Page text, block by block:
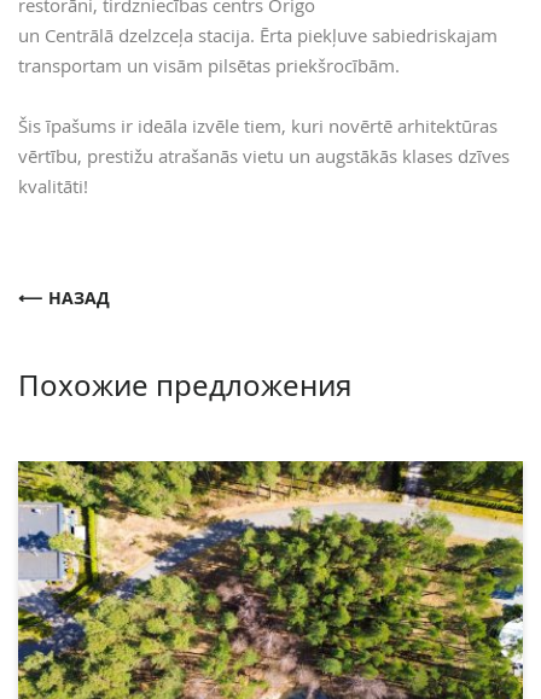
restorāni, tirdzniecības centrs Origo
un Centrālā dzelzceļa stacija. Ērta piekļuve sabiedriskajam
transportam un visām pilsētas priekšrocībām.
Šis īpašums ir ideāla izvēle tiem, kuri novērtē arhitektūras
vērtību, prestižu atrašanās vietu un augstākās klases dzīves
kvalitāti!
НАЗАД
Похожие предложения